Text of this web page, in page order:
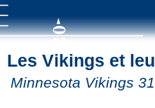
Les Vikings et
Minnesota Vikings